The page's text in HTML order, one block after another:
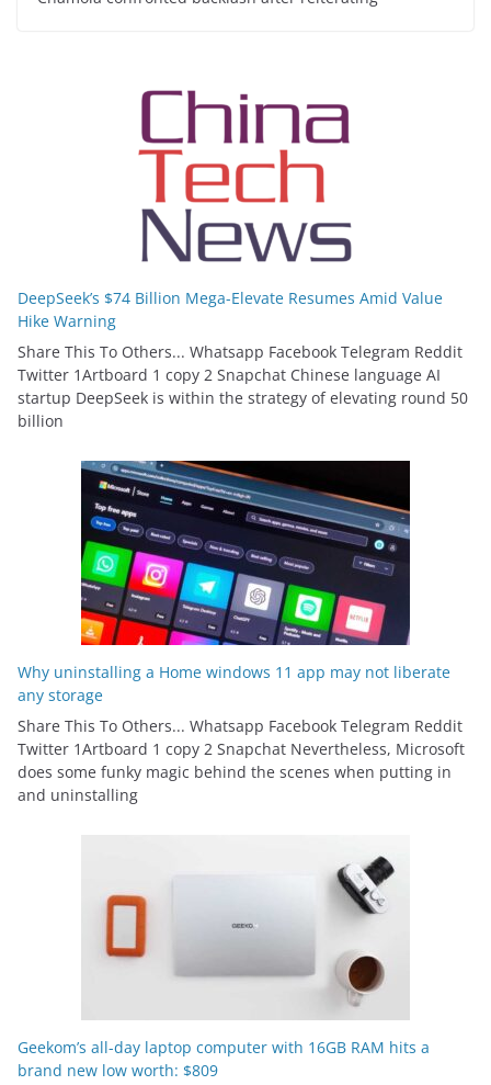
DeepSeek’s $74 Billion Mega-Elevate Resumes Amid Value
Hike Warning
Share This To Others... Whatsapp Facebook Telegram Reddit
Twitter 1Artboard 1 copy 2 Snapchat Chinese language AI
startup DeepSeek is within the strategy of elevating round 50
billion
Why uninstalling a Home windows 11 app may not liberate
any storage
Share This To Others... Whatsapp Facebook Telegram Reddit
Twitter 1Artboard 1 copy 2 Snapchat Nevertheless, Microsoft
does some funky magic behind the scenes when putting in
and uninstalling
Geekom’s all-day laptop computer with 16GB RAM hits a
brand new low worth: $809